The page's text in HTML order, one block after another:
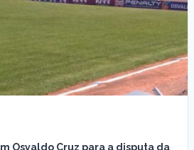
Osvaldo Cruz para a disputa da